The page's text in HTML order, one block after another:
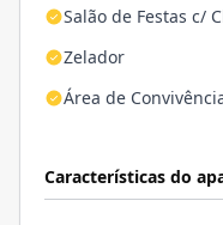
Salão de Festas c/
Zelador
Área de
Características do